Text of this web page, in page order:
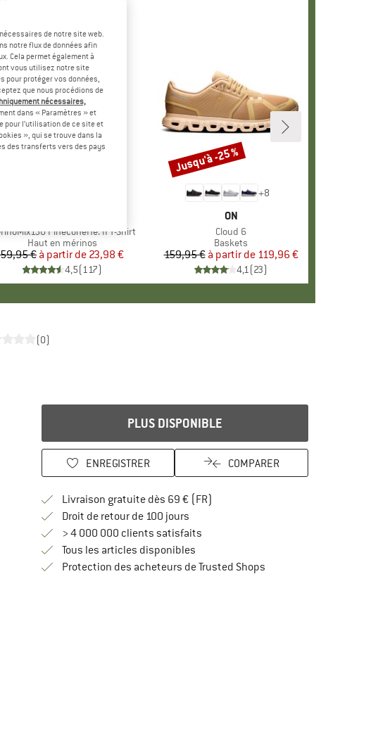
PineconeHe. II T-Shirt
Product group
Haut en mérinos
Prix
59,95 € Prix réduit
à partir de 23,98 €
4,5(117)
Jusqu'à -60 %
+8
MARQUE
ON
Article
Cloud 6
Product group
Baskets
Prix
159,95 € Prix réduit
à partir de 119,96 €
4,1(23)
Remise
Jusqu'à -25 %
(0)
PLUS DISPONIBLE
ENREGISTRER COMPARER
Livraison gratuite dès 69 € (FR)
Droit de retour de 100 joursTrouve les informations de
> 4 000 000 clients satisfaits
Tous les articles disponibles
Protection des acheteurs de Trusted ShopsTrouve toutes les
de notre site web.
notre flux de données afin
Cela permet également à
vous utilisez notre site
pour protéger vos données,
que nous procédions de
nécessaires,
dans « Paramètres » et
pour l’utilisation de ce site et
», qui se trouve dans la
des transferts vers des pays